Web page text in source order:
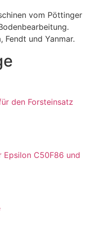
vom Pöttinger
Fendt und Yanmar.
den Forsteinsatz
Epsilon C50F86 und